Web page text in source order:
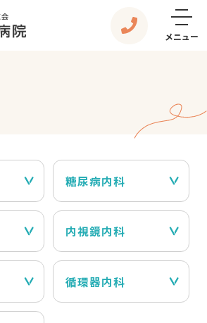
メニュー
糖尿病内科
内視鏡内科
循環器内科